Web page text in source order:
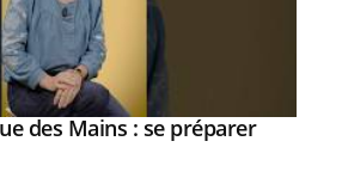
des Mains : se préparer